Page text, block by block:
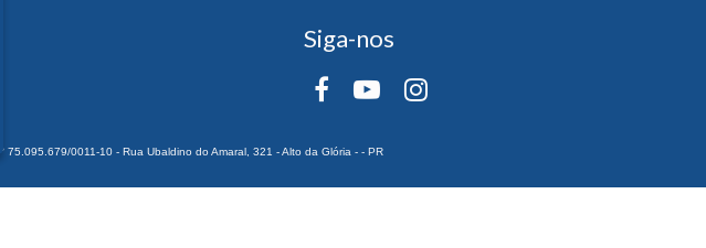
Siga-nos
75.095.679/0011-10 - Rua Ubaldino do Amaral, 321 - Alto da Glória - - PR